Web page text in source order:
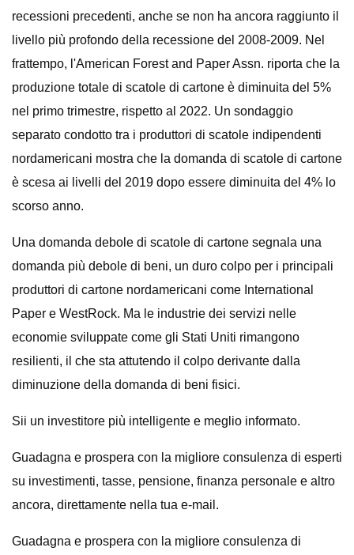
recessioni precedenti, anche se non ha ancora raggiunto il
livello più profondo della recessione del 2008-2009. Nel
frattempo, l'American Forest and Paper Assn. riporta che la
produzione totale di scatole di cartone è diminuita del 5%
nel primo trimestre, rispetto al 2022. Un sondaggio
separato condotto tra i produttori di scatole indipendenti
nordamericani mostra che la domanda di scatole di cartone
è scesa ai livelli del 2019 dopo essere diminuita del 4% lo
scorso anno.
Una domanda debole di scatole di cartone segnala una
domanda più debole di beni, un duro colpo per i principali
produttori di cartone nordamericani come International
Paper e WestRock. Ma le industrie dei servizi nelle
economie sviluppate come gli Stati Uniti rimangono
resilienti, il che sta attutendo il colpo derivante dalla
diminuzione della domanda di beni fisici.
Sii un investitore più intelligente e meglio informato.
Guadagna e prospera con la migliore consulenza di esperti
su investimenti, tasse, pensione, finanza personale e altro
ancora, direttamente nella tua e-mail.
Guadagna e prospera con la migliore consulenza di